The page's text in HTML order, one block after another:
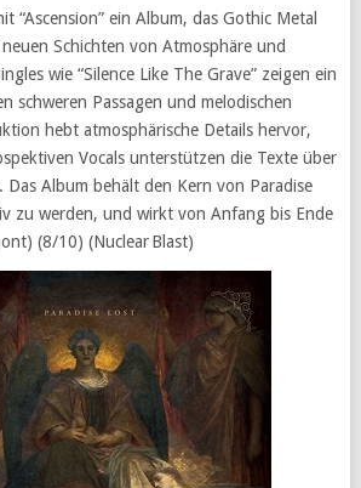
“Ascension” ein Album, das Gothic Metal
Schichten von Atmosphäre und
wie “Silence Like The Grave” zeigen ein
schweren Passagen und melodischen
hebt atmosphärische Details hervor,
Vocals unterstützen die Texte über
Das Album behält den Kern von Paradise
zu werden, und wirkt von Anfang bis Ende
(8/10) (Nuclear Blast)